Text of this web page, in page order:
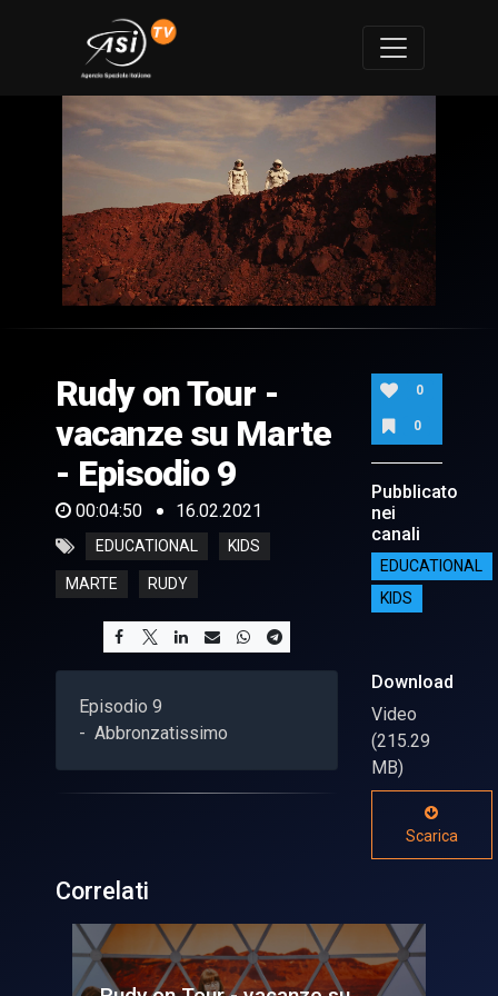
of
50
seconds
Rudy on Tour -
vacanze su Marte
- Episodio 9
00:04:50 16.02.2021
EDUCATIONAL KIDS
MARTE RUDY
Episodio 9
- Abbronzatissimo
0
0
Pubblicato
nei
canali
EDUCATIONAL
KIDS
Download
Video
(215.29
MB)
Scarica
Correlati